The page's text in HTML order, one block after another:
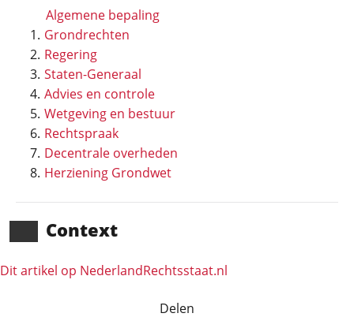
Algemene bepaling
Grondrechten
Regering
Staten-Generaal
Advies en controle
Wetgeving en bestuur
Rechtspraak
Decentrale overheden
Herziening Grondwet
Context
Dit artikel op NederlandRechts­staat.nl
Delen